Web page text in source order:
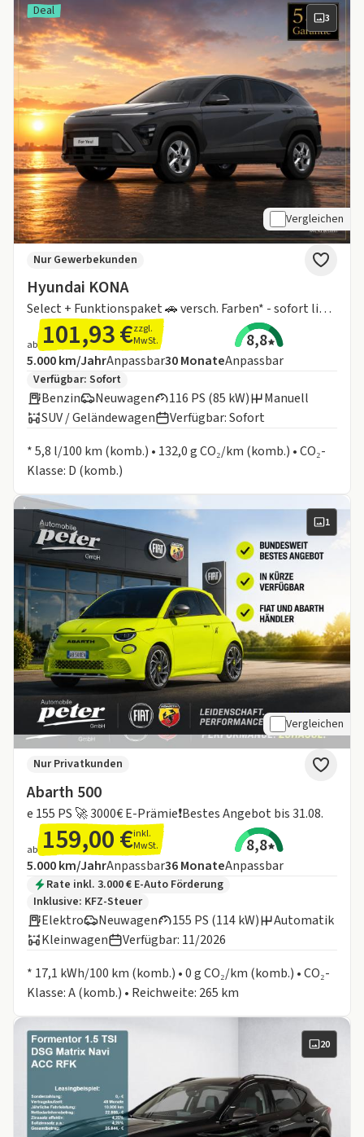
3
Deal
Vergleichen
Hyundai KONA
Select + Funktionspaket 🚗 versch. Farben* - sofort lieferbar ❗
Nur Gewerbekunden
ab 101,93 €zzgl.
MwSt.
8,8
Angebotsdetails:
Inklusive Laufleistung
5.000 km/JahrAnpassbarLaufzeit
30MonateAnpassbar
Zusätzliche Fahrzeuginformationen:
Verfügbar: Sofort
Benzin Neuwagen 116 PS (85 kW)
Manuell
SUV / Geländewagen
Verfügbar: Sofort
* 5,8 l/100 km (komb.) • 132,0 g CO₂/km (komb.) • CO₂-
Klasse: D (komb.)
1
Vergleichen
Abarth 500
e 155 PS 🚀 3000€ E-Prämie❗️Bestes Angebot bis 31.08.
Nur Privatkunden
ab 159,00 €inkl.
MwSt.
8,8
Angebotsdetails:
Inklusive Laufleistung
5.000 km/JahrAnpassbarLaufzeit
36MonateAnpassbar
Zusätzliche Fahrzeuginformationen:
Rate inkl. 3.000 € E-Auto Förderung
Inklusive: KFZ-Steuer
Elektro Neuwagen 155 PS (114 kW)
Automatik
Kleinwagen
Verfügbar: 11/2026
* 17,1 kWh/100 km (komb.) • 0 g CO₂/km (komb.) • CO₂-
Klasse: A (komb.) • Reichweite: 265 km
20